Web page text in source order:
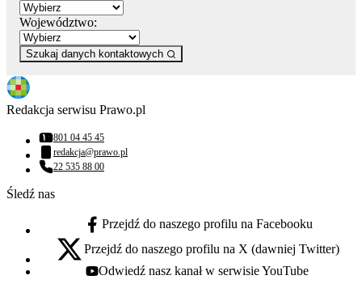
Województwo:
Szukaj danych kontaktowych
Redakcja serwisu Prawo.pl
Numer telefonu:
801 04 45 45
Adres email:
redakcja@prawo.pl
Numer telefonu:
22 535 88 00
Śledź nas
facebook - otwiera się w nowej karcie
Przejdź do naszego profilu na Facebooku
x - otwiera się w nowej karcie
Przejdź do naszego profilu na X (dawniej Twitter)
youtube - otwiera się w nowej karcie
Odwiedź nasz kanał w serwisie YouTube